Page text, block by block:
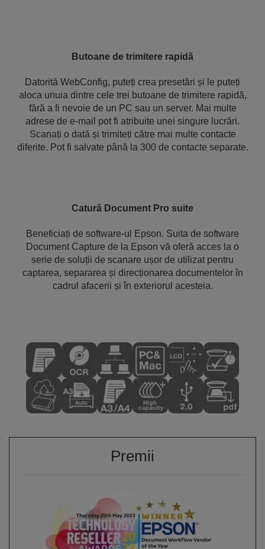
Butoane de trimitere rapidă
Datorită WebConfig, puteți crea presetări și le puteți
aloca unuia dintre cele trei butoane de trimitere rapidă,
fără a fi nevoie de un PC sau un server. Mai multe
adrese de e-mail pot fi atribuite unei singure lucrări.
Scanați o dată și trimiteți către mai multe contacte
diferite. Pot fi salvate până la 300 de contacte separate.
Catură Document Pro suite
Beneficiați de software-ul Epson. Suita de software
Document Capture de la Epson vă oferă acces la o
serie de soluții de scanare ușor de utilizat pentru
captarea, separarea și direcționarea documentelor în
cadrul afacerii și în exteriorul acesteia.
Premii